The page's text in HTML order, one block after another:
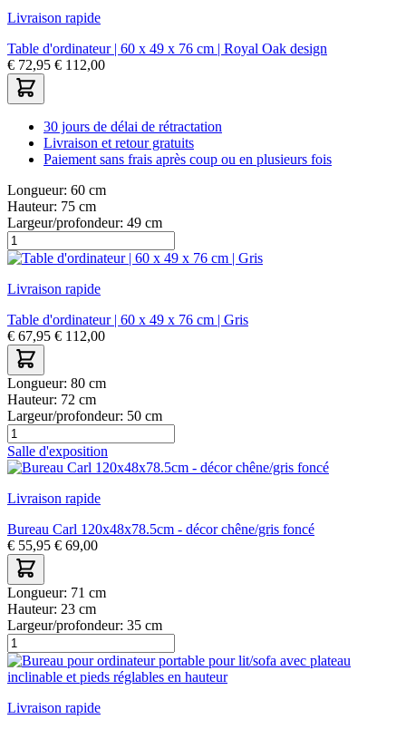
Livraison rapide
Table d'ordinateur | 60 x 49 x 76 cm | Royal Oak design
€ 72,95 € 112,00
30 jours de délai de rétractation
Livraison et retour gratuits
Paiement sans frais après coup ou en plusieurs fois
Longueur: 60 cm
Hauteur: 75 cm
Largeur/profondeur: 49 cm
Livraison rapide
Table d'ordinateur | 60 x 49 x 76 cm | Gris
€ 67,95 € 112,00
Longueur: 80 cm
Hauteur: 72 cm
Largeur/profondeur: 50 cm
Salle d'exposition
Livraison rapide
Bureau Carl 120x48x78.5cm - décor chêne/gris foncé
€ 55,95 € 69,00
Longueur: 71 cm
Hauteur: 23 cm
Largeur/profondeur: 35 cm
Livraison rapide